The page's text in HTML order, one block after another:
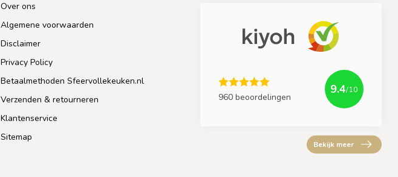
Over ons
Algemene voorwaarden
Disclaimer
Privacy Policy
Betaalmethoden Sfeervollekeuken.nl
Verzenden & retourneren
Klantenservice
Sitemap
960 beoordelingen
9.4/10
Bekijk meer